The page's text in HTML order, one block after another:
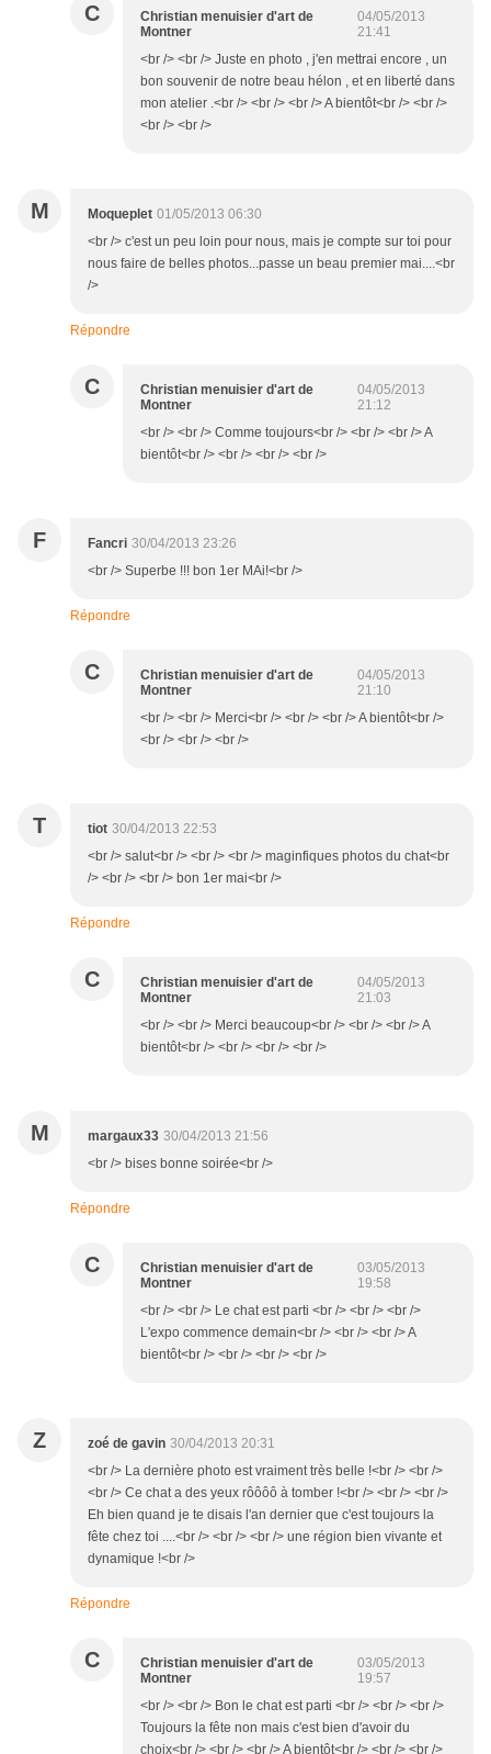
C
Christian menuisier d'art de
Montner
04/05/2013
21:41
<br /> <br /> Juste en photo , j'en mettrai encore , un
bon souvenir de notre beau hélon , et en liberté dans
mon atelier .<br /> <br /> <br /> A bientôt<br /> <br />
<br /> <br />
M Moqueplet 01/05/2013 06:30
<br /> c'est un peu loin pour nous, mais je compte sur toi pour
nous faire de belles photos...passe un beau premier mai....<br
/>
Répondre
C
Christian menuisier d'art de
Montner
04/05/2013
21:12
<br /> <br /> Comme toujours<br /> <br /> <br /> A
bientôt<br /> <br /> <br /> <br />
F Fancri 30/04/2013 23:26
<br /> Superbe !!! bon 1er MAi!<br />
Répondre
C
Christian menuisier d'art de
Montner
04/05/2013
21:10
<br /> <br /> Merci<br /> <br /> <br /> A bientôt<br />
<br /> <br /> <br />
T tiot 30/04/2013 22:53
<br /> salut<br /> <br /> <br /> maginfiques photos du chat<br
/> <br /> <br /> bon 1er mai<br />
Répondre
C
Christian menuisier d'art de
Montner
04/05/2013
21:03
<br /> <br /> Merci beaucoup<br /> <br /> <br /> A
bientôt<br /> <br /> <br /> <br />
M margaux33 30/04/2013 21:56
<br /> bises bonne soirée<br />
Répondre
C
Christian menuisier d'art de
Montner
03/05/2013
19:58
<br /> <br /> Le chat est parti <br /> <br /> <br />
L'expo commence demain<br /> <br /> <br /> A
bientôt<br /> <br /> <br /> <br />
Z zoé de gavin 30/04/2013 20:31
<br /> La dernière photo est vraiment très belle !<br /> <br />
<br /> Ce chat a des yeux rôôôô à tomber !<br /> <br /> <br />
Eh bien quand je te disais l'an dernier que c'est toujours la
fête chez toi ....<br /> <br /> <br /> une région bien vivante et
dynamique !<br />
Répondre
C
Christian menuisier d'art de
Montner
03/05/2013
19:57
<br /> <br /> Bon le chat est parti <br /> <br /> <br />
Toujours la fête non mais c'est bien d'avoir du
choix<br /> <br /> <br /> A bientôt<br /> <br /> <br />